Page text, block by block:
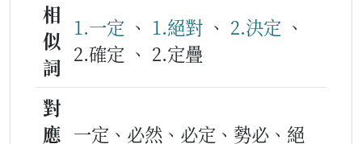
相
似
詞
1.一定 、 1.絕對 、 2.決定 、
2.確定 、 2.定疊
對
應 一定、必然、必定、勢必、絕